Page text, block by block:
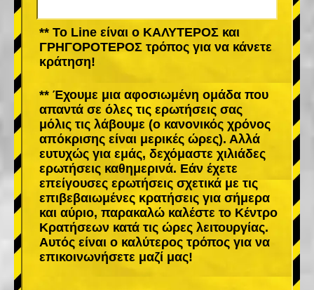
** Το Line είναι ο ΚΑΛΥΤΕΡΟΣ και
ΓΡΗΓΟΡΟΤΕΡΟΣ τρόπος για να κάνετε
κράτηση!
** Έχουμε μια αφοσιωμένη ομάδα που
απαντά σε όλες τις ερωτήσεις σας
μόλις τις λάβουμε (ο κανονικός χρόνος
απόκρισης είναι μερικές ώρες). Αλλά
ευτυχώς για εμάς, δεχόμαστε χιλιάδες
ερωτήσεις καθημερινά. Εάν έχετε
επείγουσες ερωτήσεις σχετικά με τις
επιβεβαιωμένες κρατήσεις για σήμερα
και αύριο, παρακαλώ καλέστε το Κέντρο
Κρατήσεων κατά τις ώρες λειτουργίας.
Αυτός είναι ο καλύτερος τρόπος για να
επικοινωνήσετε μαζί μας!